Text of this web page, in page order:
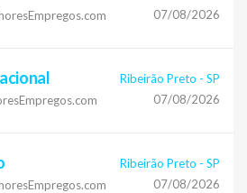
07/08/2026
Ribeirão Preto - SP
07/08/2026
Ribeirão Preto - SP
07/08/2026